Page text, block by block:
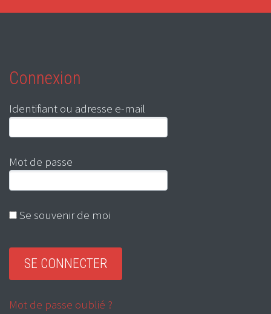
Connexion
Identifiant ou adresse e-mail
Mot de passe
Se souvenir de moi
Mot de passe oublié ?